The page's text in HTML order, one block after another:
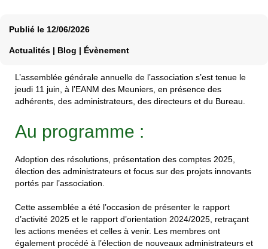
Publié le 12/06/2026
Actualités | Blog | Évènement
L’assemblée générale annuelle de l’association s’est tenue le
jeudi 11 juin, à l’EANM des Meuniers, en présence des
adhérents, des administrateurs, des directeurs et du Bureau.
Au programme :
Adoption des résolutions, présentation des comptes 2025,
élection des administrateurs et focus sur des projets innovants
portés par l’association.
Cette assemblée a été l’occasion de présenter le rapport
d’activité 2025 et le rapport d’orientation 2024/2025, retraçant
les actions menées et celles à venir. Les membres ont
également procédé à l’élection de nouveaux administrateurs et